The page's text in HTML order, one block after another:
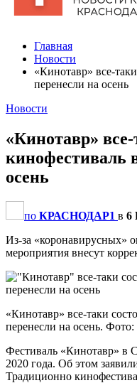
Главная
Новости
«Кинотавр» все-
перенесли на осень
Новости
«Кинотавр»
кинофестиваль
осень
по КРАСНОДАР1 в 6
Из-за «коронавирусных»
мероприятия внесут
«Кинотавр» все-таки
перенесли на осень.
Фестиваль «Кинотавр» в
2020 года. Об этом
Традиционно